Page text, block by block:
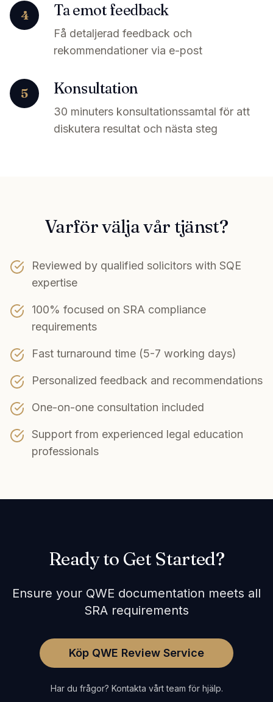
4 Ta emot feedback
Få detaljerad feedback och
rekommendationer via e-post
5 Konsultation
30 minuters konsultationssamtal för att
diskutera resultat och nästa steg
Varför välja vår tjänst?
Reviewed by qualified solicitors with SQE
expertise
100% focused on SRA compliance
requirements
Fast turnaround time (5-7 working days)
Personalized feedback and recommendations
One-on-one consultation included
Support from experienced legal education
professionals
Ready to Get Started?
Ensure your QWE documentation meets all
SRA requirements
Köp QWE Review Service
Har du frågor? Kontakta vårt team för hjälp.